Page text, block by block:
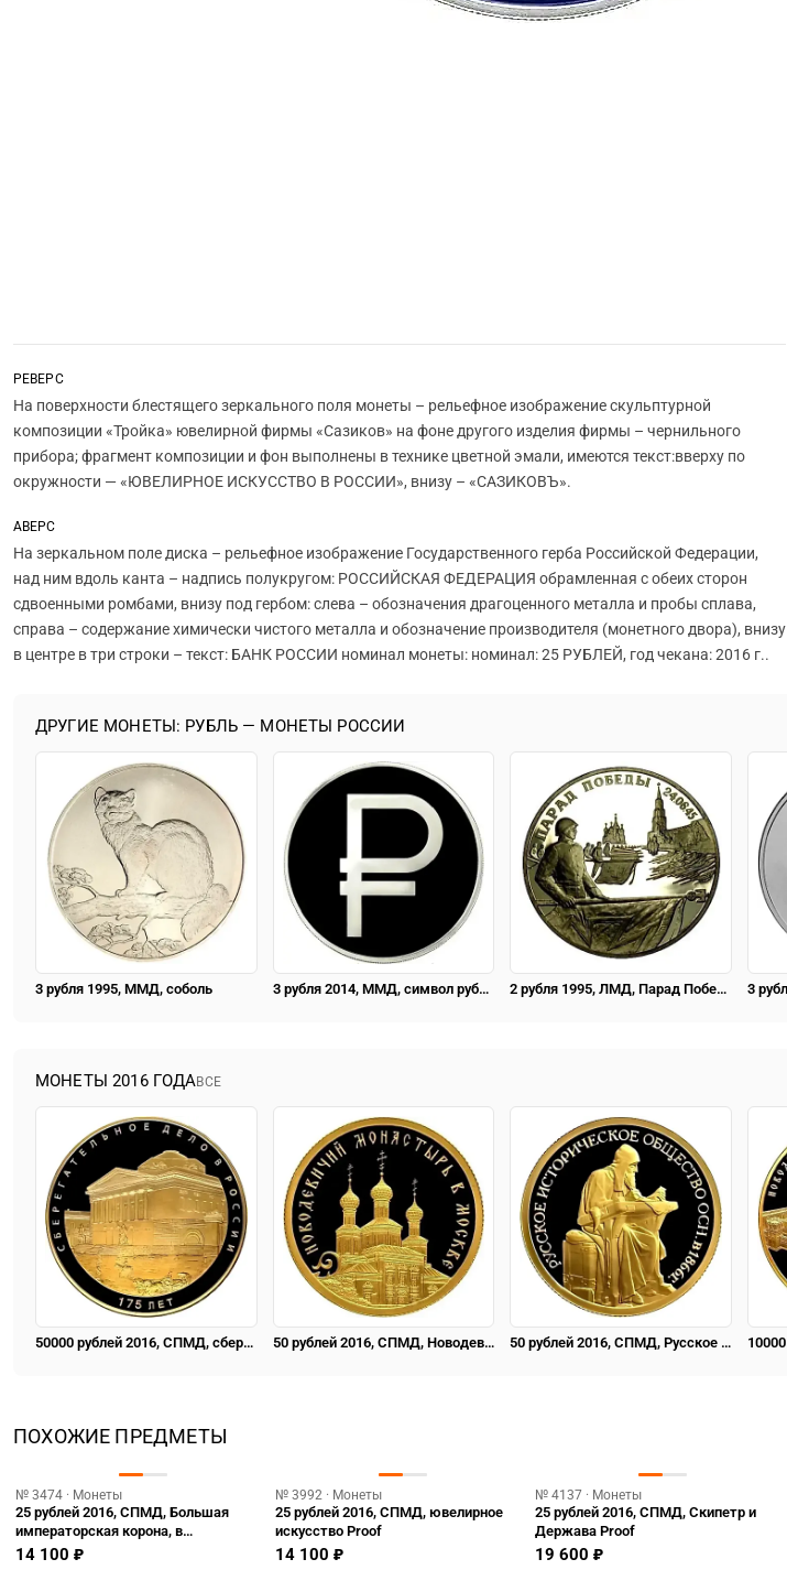
РЕВЕРС
На поверхности блестящего зеркального поля монеты – рельефное изображение скульптурной
композиции «Тройка» ювелирной фирмы «Сазиков» на фоне другого изделия фирмы – чернильного
прибора; фрагмент композиции и фон выполнены в технике цветной эмали, имеются текст:вверху по
окружности — «ЮВЕЛИРНОЕ ИСКУССТВО В РОССИИ», внизу – «САЗИКОВЪ».
АВЕРС
На зеркальном поле диска – рельефное изображение Государственного герба Российской Федерации,
над ним вдоль канта – надпись полукругом: РОССИЙСКАЯ ФЕДЕРАЦИЯ обрамленная с обеих сторон
сдвоенными ромбами, внизу под гербом: слева – обозначения драгоценного металла и пробы сплава,
справа – содержание химически чистого металла и обозначение производителя (монетного двора), внизу
в центре в три строки – текст: БАНК РОССИИ номинал монеты: номинал: 25 РУБЛЕЙ, год чекана: 2016 г..
ДРУГИЕ МОНЕТЫ: РУБЛЬ — МОНЕТЫ РОССИИ
3 рубля 1995, ММД, соболь 3 рубля 2014, ММД, символ рубля proof 2 рубля 1995, ЛМД, Парад Победы в Москве (Флаги у Кремлёвской стены), ошибка
МОНЕТЫ 2016 ГОДАВСЕ
50000 рублей 2016, СПМД, сберегательная касса Proof 50 рублей 2016, СПМД, Новодевичий монастырь Proof 50 рублей 2016, СПМД, Русское историческое общество Proof
ПОХОЖИЕ ПРЕДМЕТЫ
№ 3474 · Монеты
25 рублей 2016, СПМД, Большая
императорская корона, в
специальном исполнении
14 100 ₽
№ 3992 · Монеты
25 рублей 2016, СПМД, ювелирное
искусство Proof
14 100 ₽
№ 4137 · Монеты
25 рублей 2016, СПМД, Скипетр и
Держава Proof
19 600 ₽